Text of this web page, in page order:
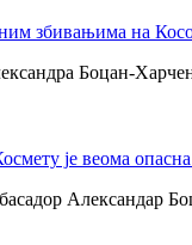
збивањима на
Боцан-
је веома
Александар